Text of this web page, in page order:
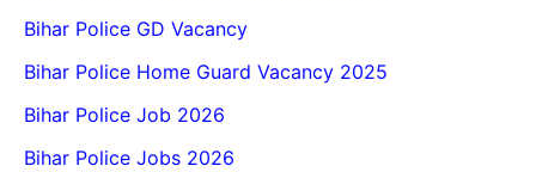
Bihar Police GD Vacancy
Bihar Police Home Guard Vacancy 2025
Bihar Police Job 2026
Bihar Police Jobs 2026